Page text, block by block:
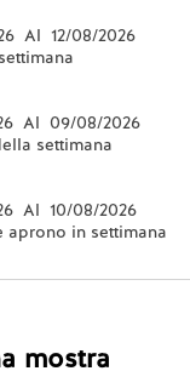
Al 12/08/2026
Al 09/08/2026
settimana
Al 10/08/2026
aprono in settimana
mostra